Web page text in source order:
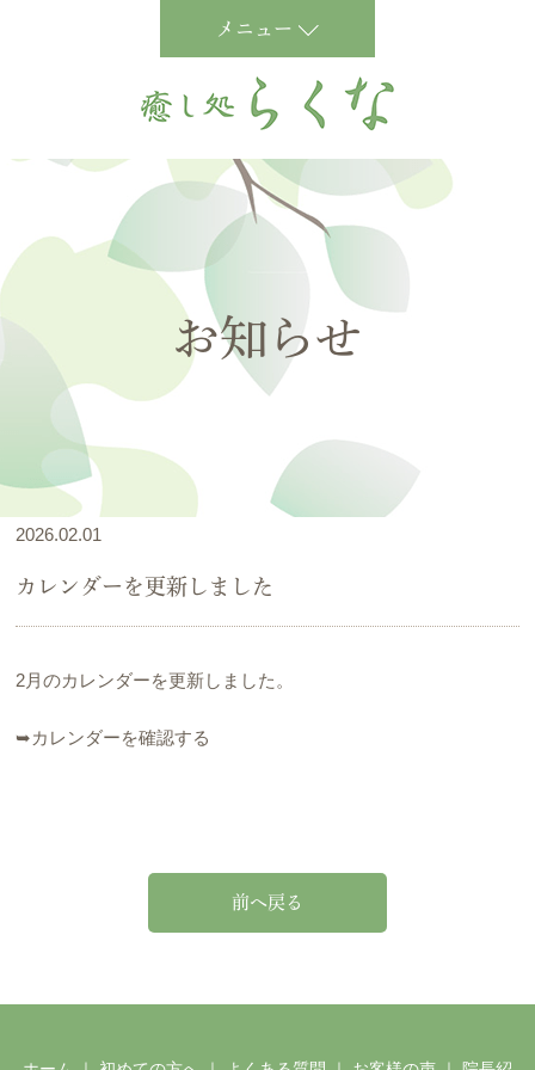
メニュー
お知らせ
2026.02.01
カレンダーを更新しました
2月のカレンダーを更新しました。
➥カレンダーを確認する
前へ戻る